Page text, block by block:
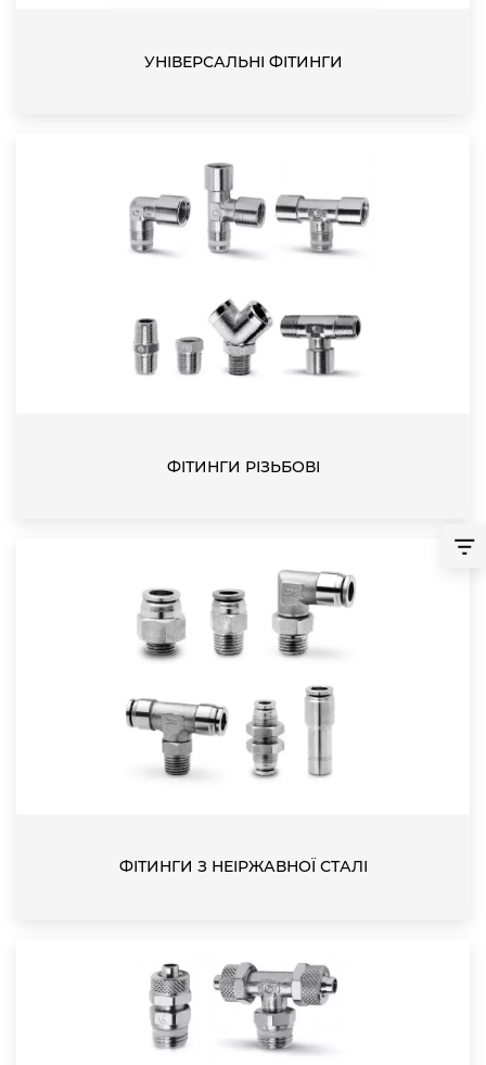
УНІВЕРСАЛЬНІ ФІТИНГИ
ФІТИНГИ РІЗЬБОВІ
ФІТИНГИ З НЕІРЖАВНОЇ СТАЛІ